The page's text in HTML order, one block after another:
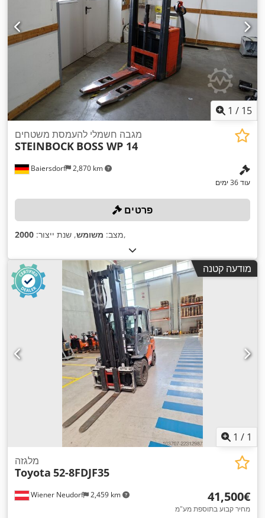
1 / 15
Baiersdorf 2,870 km
מגבה חשמלי להעמסת משטחים
STEINBOCK BOSS WP 14
עוד 36 ימים
פרטים
מצב: משומש, שנת ייצור: 2000 ,
מודעה קטנה
1 / 1
Wiener Neudorf 2,459 km
מלגזה
Toyota 52-8FDJF35
‏41,500 ‏€
מחיר קבוע בתוספת מע"מ